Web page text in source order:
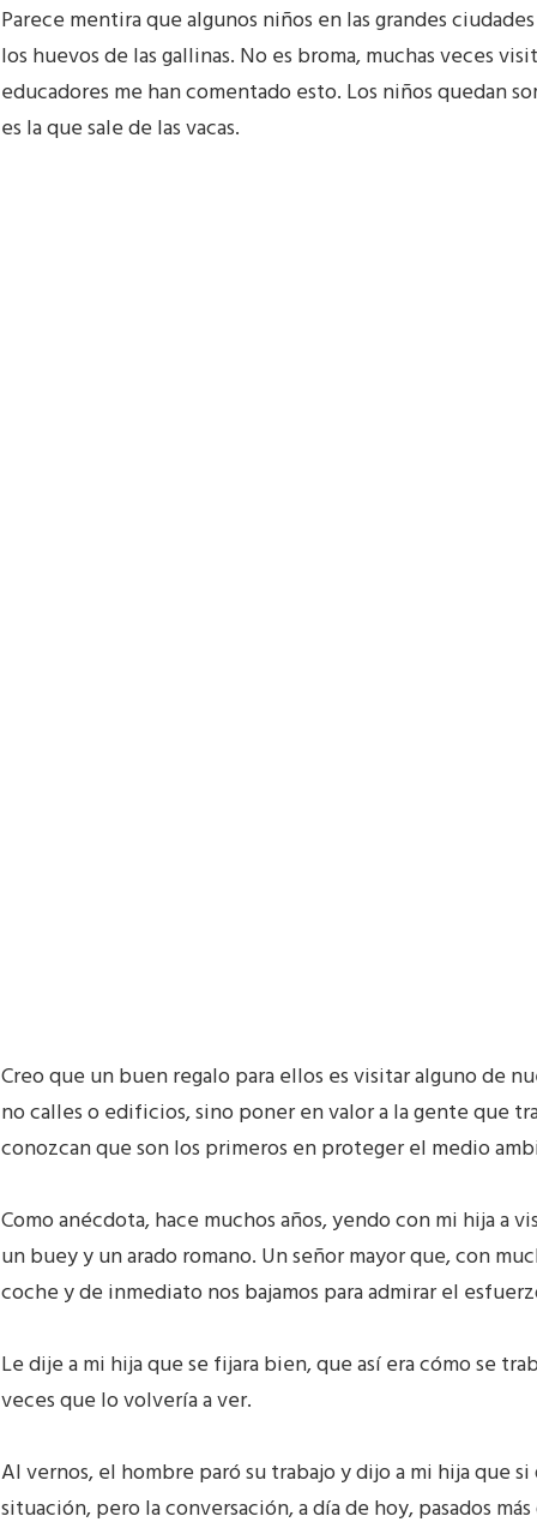
Parece mentira que algunos niños en las grandes
los huevos de las gallinas. No es broma, muchas veces
educadores me han comentado esto. Los niños quedan
es la que sale de las vacas.
Creo que un buen regalo para ellos es visitar alguno de
no calles o edificios, sino poner en valor a la gente que
conozcan que son los primeros en proteger el medio
Como anécdota, hace muchos años, yendo con mi hija a
un buey y un arado romano. Un señor mayor que, con
coche y de inmediato nos bajamos para admirar el
Le dije a mi hija que se fijara bien, que así era cómo se
veces que lo volvería a ver.
Al vernos, el hombre paró su trabajo y dijo a mi hija que
situación, pero la conversación, a día de hoy, pasados